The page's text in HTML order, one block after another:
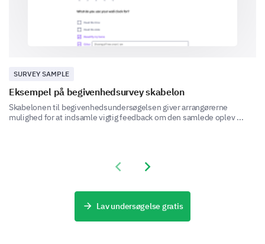
3
SURVEY SAMPLE
Eksempel på begivenhedsurvey skabelon
Skabelonen til begivenhedsundersøgelsen giver arrangørerne
mulighed for at indsamle vigtig feedback om den samlede oplev ...
Previous slide
Next slide
Lav undersøgelse gratis